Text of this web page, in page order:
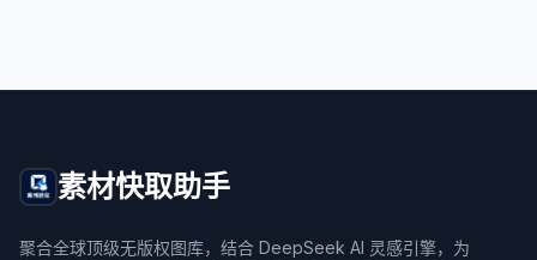
素材快取助手
聚合全球顶级无版权图库，结合 DeepSeek AI 灵感引擎，为